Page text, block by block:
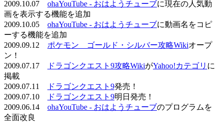
2009.10.07 ohaYouTube - おはようチューブに現在の人気動
画を表示する機能を追加
2009.10.05 ohaYouTube - おはようチューブに動画名をコピ
ーする機能を追加
2009.09.12 ポケモン ゴールド・シルバー攻略Wikiオープ
ン！
2009.07.17
ドラゴンクエスト9攻略WikiがYahoo!カテゴリ に
掲載
2009.07.11
ドラゴンクエスト9発売！
2009.07.10
ドラゴンクエスト9明日発売！
2009.06.14 ohaYouTube - おはようチューブのプログラムを
全面改良